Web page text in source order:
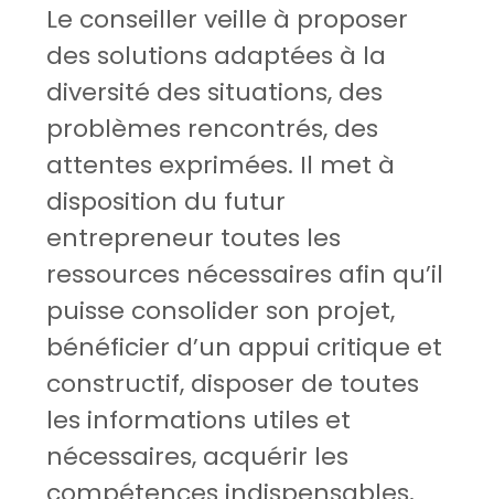
Le conseiller veille à proposer
des solutions adaptées à la
diversité des situations, des
problèmes rencontrés, des
attentes exprimées. Il met à
disposition du futur
entrepreneur toutes les
ressources nécessaires afin qu’il
puisse consolider son projet,
bénéficier d’un appui critique et
constructif, disposer de toutes
les informations utiles et
nécessaires, acquérir les